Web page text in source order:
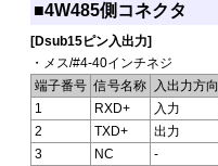
■4W485側コネクタ
[Dsub15ピン入出力]
・メス/#4-40インチネジ
端子番号 信号名称
入出力方向
1
RXD+
入力
2
TXD+
出力
3
NC
-